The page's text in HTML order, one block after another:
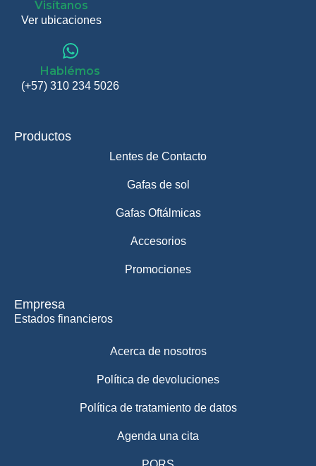
Visítanos
Ver ubicaciones
Hablémos
(+57) 310 234 5026
Productos
Lentes de Contacto
Gafas de sol
Gafas Oftálmicas
Accesorios
Promociones
Empresa
Estados financieros
Acerca de nosotros
Política de devoluciones
Política de tratamiento de datos
Agenda una cita